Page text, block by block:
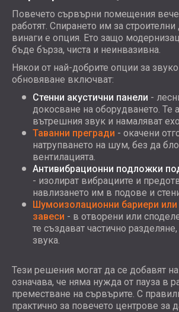
Повечето сървърни помещения вече
работят. Спирането им за
винаги е опция. Ето защо
бъде бърза, чиста и неинвазивна.
Някои от най-добрите опции за
обновяване включват:
Стенни акустични панели -
докосване на оборудването. Те
вътрешния звук и намаляват
Таванни прегради - окачени
натрупването на шум, без да
вентилацията.
Антивибрационни подложки
- изолират вибрациите и
навлизането им в подове и
Шумоизолационни бариери или
завеси - в отворени или
те създават частично
звука.
Тези решения могат да се добавят
означава, че няма нужда от пауза в
преместване на сървърите. С
практично за повечето центрове за